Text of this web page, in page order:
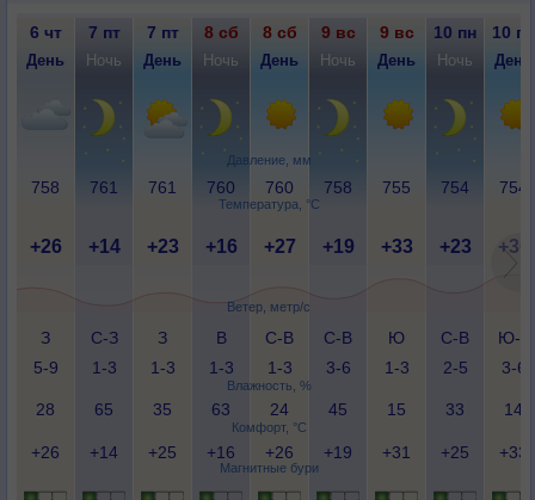
Давление, мм
Температура, °C
Ветер, метр/с
Влажность, %
Комфорт, °C
Магнитные бури
6 чт 7 пт 7 пт 8 сб 8 сб 9 вс 9 вс 10 пн 10 пн
День Ночь День Ночь День Ночь День Ночь День
758 761 761 760 760 758 755 754 754
+26 +14 +23 +16 +27 +19 +33 +23 +36
З
5-9
С-З
1-3
З
1-3
В
1-3
С-В
1-3
С-В
3-6
Ю
1-3
С-В
2-5
Ю-З
3-6
28 65 35 63 24 45 15 33 14
+26 +14 +25 +16 +26 +19 +31 +25 +33